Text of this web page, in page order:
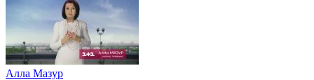
Алла Мазур